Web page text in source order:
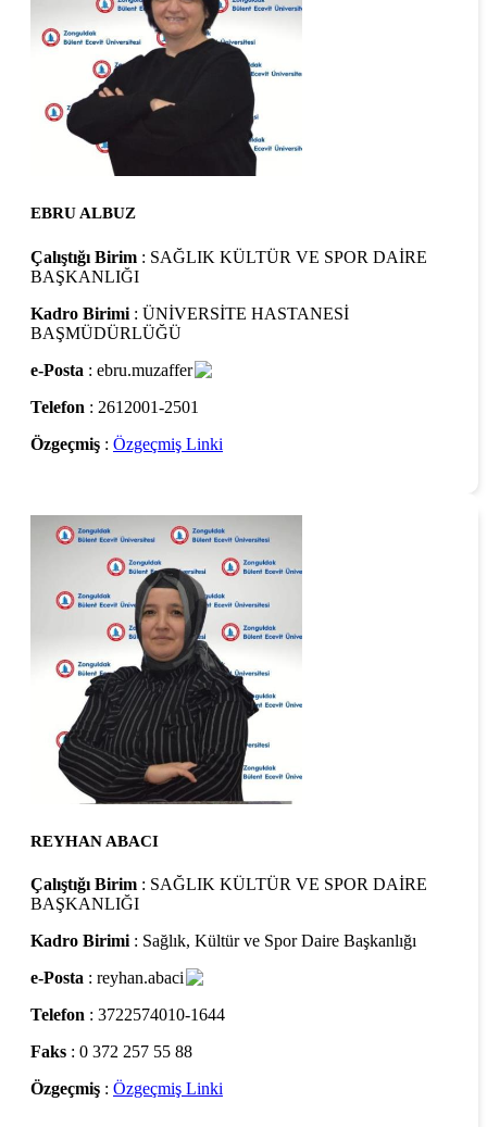
EBRU ALBUZ
Çalıştığı Birim : SAĞLIK KÜLTÜR VE SPOR DAİRE
BAŞKANLIĞI
Kadro Birimi : ÜNİVERSİTE HASTANESİ
BAŞMÜDÜRLÜĞÜ
e-Posta : ebru.muzaffer
Telefon : 2612001-2501
Özgeçmiş : Özgeçmiş Linki
REYHAN ABACI
Çalıştığı Birim : SAĞLIK KÜLTÜR VE SPOR DAİRE
BAŞKANLIĞI
Kadro Birimi : Sağlık, Kültür ve Spor Daire Başkanlığı
e-Posta : reyhan.abaci
Telefon : 3722574010-1644
Faks : 0 372 257 55 88
Özgeçmiş : Özgeçmiş Linki